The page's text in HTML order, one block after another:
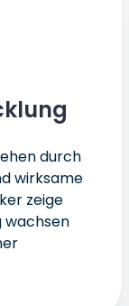
durch
wirksame
zeige
wachsen